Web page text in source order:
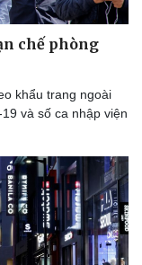
chế phòng
khẩu trang ngoài
và số ca nhập viện